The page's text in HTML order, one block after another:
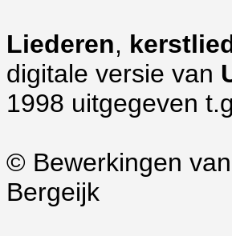
Liederen,
digitale versie van
1998 uitgegeven
© Bewerkingen
Bergeijk